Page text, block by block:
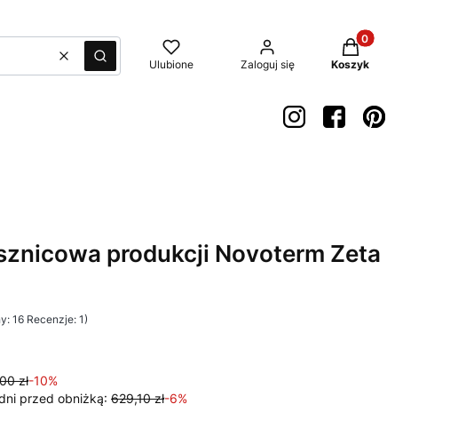
WyczyśćSzukaj Ulubione Zaloguj się
Produkty w
Koszyk
produkcji Novoterm Zeta
16 Recenzje: 1)
zł-10%
przed obniżką: 629,10 zł-6%